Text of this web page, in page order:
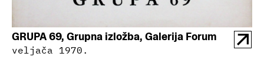
GRUPA 69, Grupna izložba, Galerija Forum
veljača 1970.